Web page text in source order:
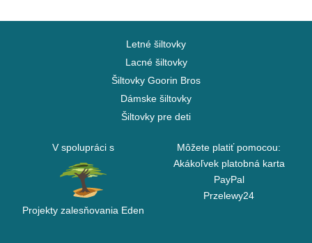
Letné šiltovky
Lacné šiltovky
Šiltovky Goorin Bros
Dámske šiltovky
Šiltovky pre deti
V spolupráci s
Projekty zalesňovania Eden
Môžete platiť pomocou:
Akákoľvek platobná karta
PayPal
Przelewy24